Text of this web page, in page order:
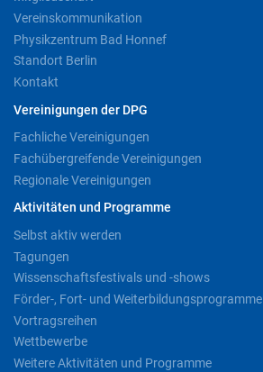
Vereinskommunikation
Physikzentrum Bad Honnef
Standort Berlin
Kontakt
Vereinigungen der DPG
Fachliche Vereinigungen
Fachübergreifende Vereinigungen
Regionale Vereinigungen
Aktivitäten und Programme
Selbst aktiv werden
Tagungen
Wissenschaftsfestivals und -shows
Förder-, Fort- und Weiterbildungsprogramme
Vortragsreihen
Wettbewerbe
Weitere Aktivitäten und Programme